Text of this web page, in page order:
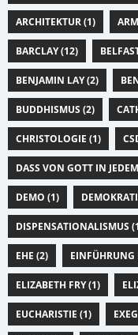
ARCHITEKTUR (1)
BARCLAY (12)
BENJAMIN LAY (2)
BUDDHISMUS (2)
CHRISTOLOGIE (1)
DASS VON GOTT IN
DEMO (1)
DISPENSATIONALISMUS
EHE (2)
ELIZABETH FRY (1)
EUCHARISTIE (1)